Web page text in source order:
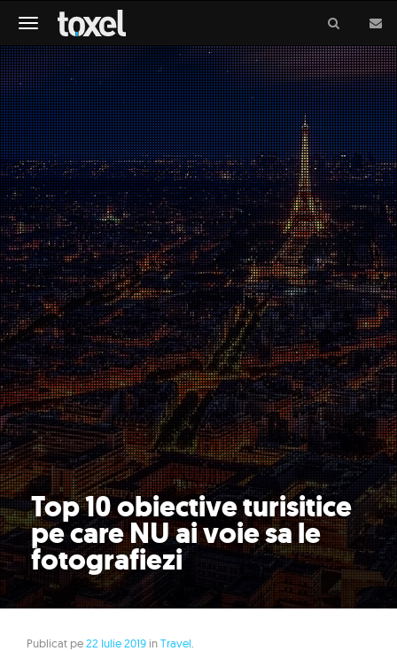
Meniu
Top 10 obiective turisitice
pe care NU ai voie sa le
fotografiezi
Publicat pe22 Iulie 2019 inTravel